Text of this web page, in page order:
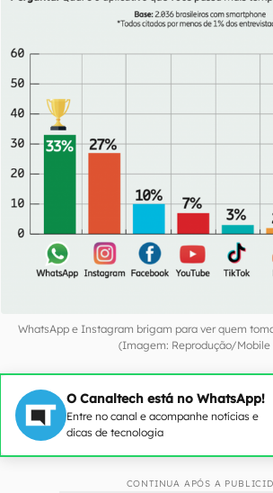
WhatsApp e Instagram brigam para ver quem
(Imagem: Reprodução/Mobile
O Canaltech está no WhatsApp!
Entre no canal e acompanhe notícias e
dicas de tecnologia
CONTINUA APÓS A